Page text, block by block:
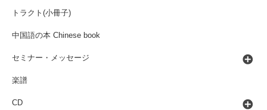
トラクト(小冊子)
中国語の本 Chinese book
セミナー・メッセージ
楽譜
CD